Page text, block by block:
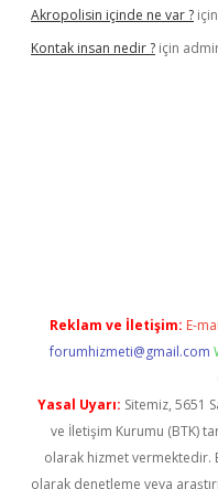
Akropolisin içinde ne var ? için
Kontak insan nedir ? için
Reklam ve İletişim: E-
forumhizmeti@gmail.com
Yasal Uyarı: Sitemiz, 5651
ve İletişim Kurumu (BTK)
olarak hizmet
olarak denetleme veya